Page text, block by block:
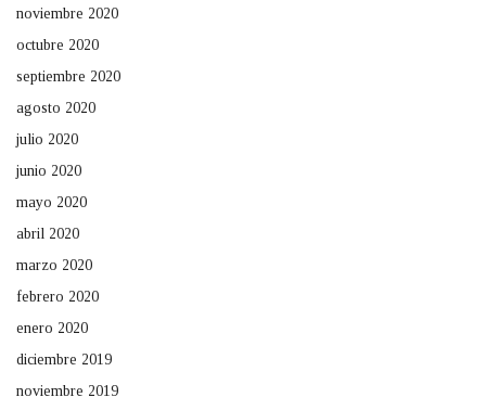
noviembre 2020
octubre 2020
septiembre 2020
agosto 2020
julio 2020
junio 2020
mayo 2020
abril 2020
marzo 2020
febrero 2020
enero 2020
diciembre 2019
noviembre 2019